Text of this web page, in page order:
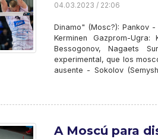
04.03.2023 / 22:06
Dinamo" (Mosc?): Pankov
Kerminen Gazprom-
Bessogonov, Nagaets
experimental, que los
ausente - Sokolov
A Moscú para